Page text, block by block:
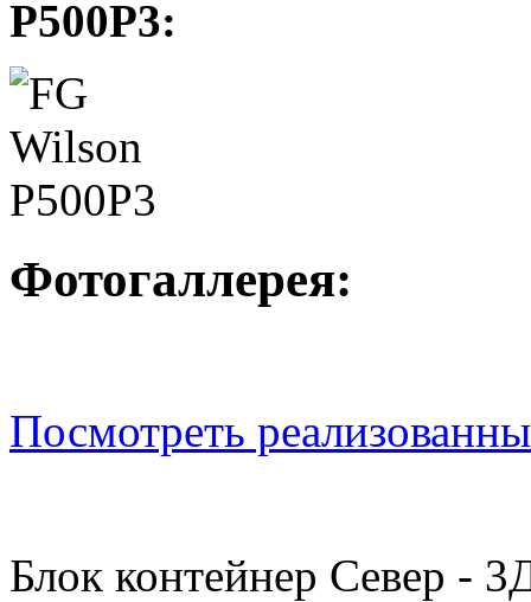
P500Р3:
Фотогаллерея:
Посмотреть
Блок контейнер Север -